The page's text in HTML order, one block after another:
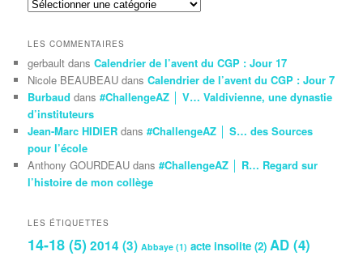
LES COMMENTAIRES
gerbault dansCalendrier de l’avent du CGP : Jour 17
Nicole BEAUBEAU dansCalendrier de l’avent du CGP : Jour 7
Burbaud dans#ChallengeAZ │ V… Valdivienne, une dynastie
d’instituteurs
Jean-Marc HIDIER dans#ChallengeAZ │ S… des Sources
pour l’école
Anthony GOURDEAU dans#ChallengeAZ │ R… Regard sur
l’histoire de mon collège
LES ÉTIQUETTES
14-18(5)2014 (3) Abbaye (1) acte insolite (2) AD (4)